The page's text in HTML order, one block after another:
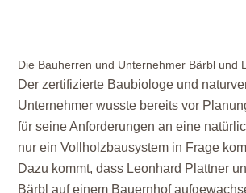
Die Bauherren und Unternehmer Bärbl und
Der zertifizierte Baubiologe und
Unternehmer wusste bereits vor
für seine Anforderungen an eine
nur ein Vollholzbausystem in Frage
Dazu kommt, dass Leonhard Plattner
Bärbl auf einem Bauernhof